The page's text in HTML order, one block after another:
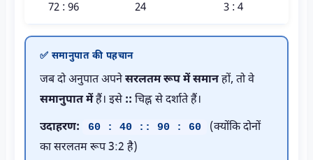
72 : 96 24 3 : 4
✅ समानुपात की पहचान
जब दो अनुपात अपनेसरलतम रूप में समानहों, तो वे
समानुपात मेंहैं। इसे :: चिह्न से दर्शाते हैं।
उदाहरण:
60 : 40 :: 90 : 60
(क्योंकि दोनों
का सरलतम रूप 3:2 है)